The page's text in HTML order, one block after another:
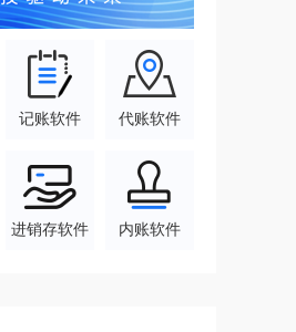
记账软件 代账软件
进销存软件 内账软件